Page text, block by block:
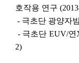
호작용 연구
- 극초단 광양자
- 극초단 EUV/연
2)